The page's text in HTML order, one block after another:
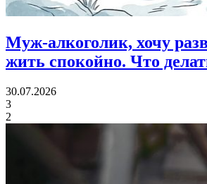
Муж-алкоголик, хочу
жить спокойно. Что
30.07.2026
3
2